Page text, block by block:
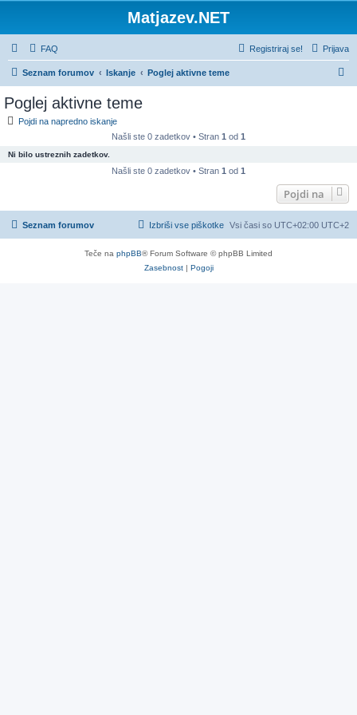
Matjazev.NET
FAQ Prijava
Registriraj se!
Seznam forumov Iskanje Poglej aktivne teme
e
Poglej aktivne teme
Pojdi na napredno iskanje
Našli ste 0 zadetkov • Stran 1 od 1
Ni bilo ustreznih zadetkov.
Našli ste 0 zadetkov • Stran 1 od 1
Pojdi na
Seznam forumov Vsi časi so UTC+02:00 UTC+2
Izbriši vse piškotke
Teče na phpBB® Forum Software © phpBB Limited
Zasebnost| Pogoji